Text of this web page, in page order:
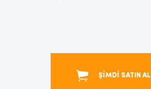
ŞİMDİ SATIN AL